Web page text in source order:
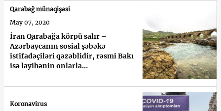
İran Qarabağa körpü salır –
Azərbaycanın sosial şəbəkə
istifadəçiləri qəzəblidir, rəsmi Bakı
isə layihənin onlarla
Qarabağ münaqişəsi
May 07, 2020
Koronavirus